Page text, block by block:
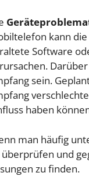
kann
Software
sein.
haben
man häufig
überprüfen und
zu finden.